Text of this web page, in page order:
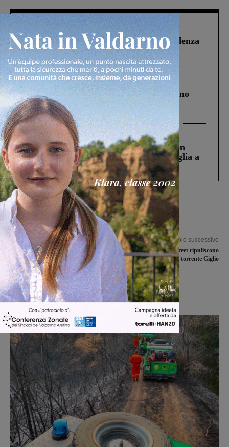
Figline Incisa Valdarno
Piscina di Figline finanziata oltre la scadenza
Pnrr, il gruppo di Fratelli d’Italia: “Un
ringraziamento al Governo”
Cronaca 4 Agosto 2026
Un anno fa la strage in A1 in cui morirono
Gianni, Giulia e Franco. Lo schianto, il
processo, lo stop ai sorpassi fra tir....
Cronaca 3 Agosto 2026
Scomparso da una struttura di Castiglion
Fiorentino l’uomo che aveva ucciso la figlia a
Levane nel 2020
Articolo precedente
Consorzio Terranuova: i sindacati e
l’azienda si confrontano in un
incontro in Regione
Articolo successivo
Volontari di Ethic-Street ripuliscono
un tratto del torrente Giglio
Ultime Notizie